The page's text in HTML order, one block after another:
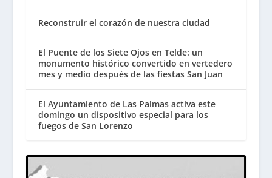
Reconstruir el corazón de nuestra ciudad
El Puente de los Siete Ojos en Telde: un
monumento histórico convertido en vertedero
mes y medio después de las fiestas San Juan
El Ayuntamiento de Las Palmas activa este
domingo un dispositivo especial para los
fuegos de San Lorenzo